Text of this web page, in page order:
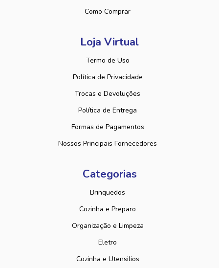
Como Comprar
Loja Virtual
Termo de Uso
Política de Privacidade
Trocas e Devoluções
Política de Entrega
Formas de Pagamentos
Nossos Principais Fornecedores
Categorias
Brinquedos
Cozinha e Preparo
Organização e Limpeza
Eletro
Cozinha e Utensilios